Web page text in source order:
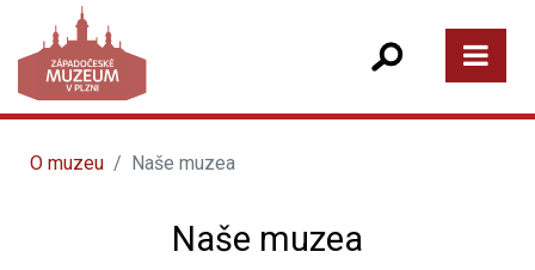
O muzeu Naše muzea
Naše muzea